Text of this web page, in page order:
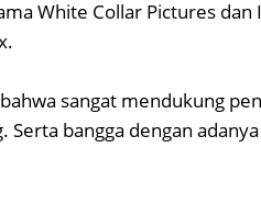
White Collar Pictures dan
sangat mendukung
bangga dengan